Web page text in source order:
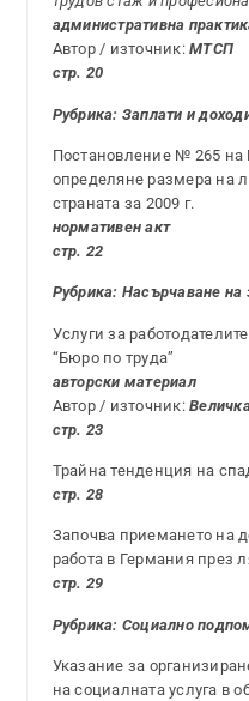
административна
Автор / източник:МТСП
стр. 20
Рубрика: Заплати и
Постановление № 265 на
определяне размера на
страната за 2009 г.
нормативен акт
стр. 22
Рубрика: Насърчаване на
Услуги за
“Бюро по труда”
авторски материал
Автор / източник:
стр. 23
Трайна тенденция на
стр. 28
Започва приемането на
работа в Германия през
стр. 29
Рубрика: Социално
Указание за
на социалната услуга в